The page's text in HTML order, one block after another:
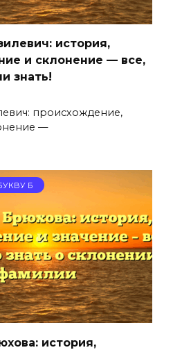
история,
и склонение — все,
знать!
происхождение,
—
Б
история,